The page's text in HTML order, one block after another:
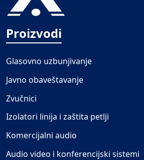
Proizvodi
Glasovno uzbunjivanje
Javno obaveštavanje
Zvučnici
Izolatori linija i zaštita petlji
Komercijalni audio
Audio video i konferencijski sistemi